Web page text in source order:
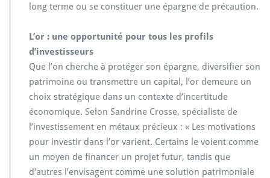
long terme ou se constituer une épargne de précaution.
L’or : une opportunité pour tous les profils
d’investisseurs
Que l’on cherche à protéger son épargne, diversifier son
patrimoine ou transmettre un capital, l’or demeure un
choix stratégique dans un contexte d’incertitude
économique. Selon Sandrine Crosse, spécialiste de
l’investissement en métaux précieux : « Les motivations
pour investir dans l’or varient. Certains le voient comme
un moyen de financer un projet futur, tandis que
d’autres l’envisagent comme une solution patrimoniale